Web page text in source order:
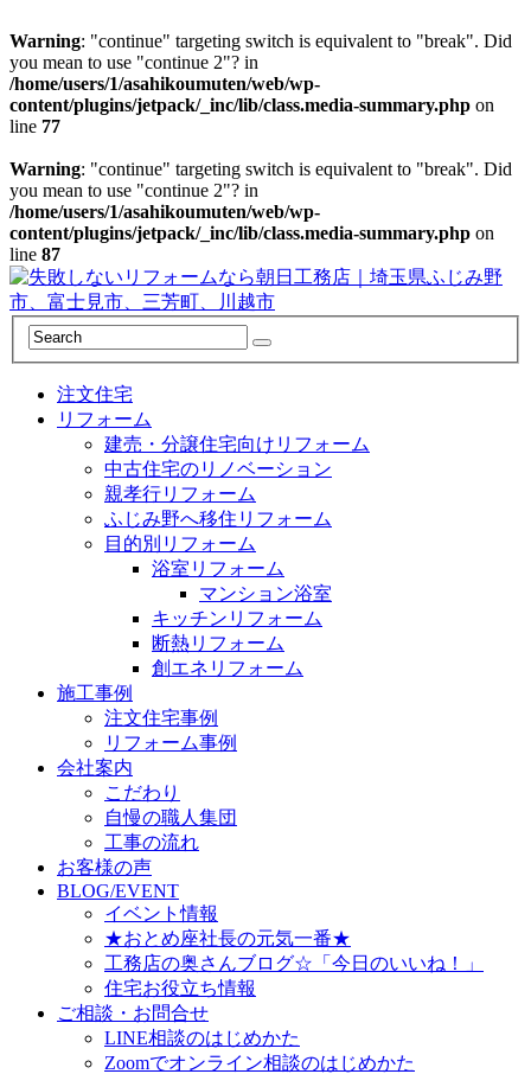
Warning: "continue" targeting switch is equivalent to "break". Did
you mean to use "continue 2"? in
/home/users/1/asahikoumuten/web/wp-
content/plugins/jetpack/_inc/lib/class.media-summary.php on
line 77
Warning: "continue" targeting switch is equivalent to "break". Did
you mean to use "continue 2"? in
/home/users/1/asahikoumuten/web/wp-
content/plugins/jetpack/_inc/lib/class.media-summary.php on
line 87
注文住宅
リフォーム
建売・分譲住宅向けリフォーム
中古住宅のリノベーション
親孝行リフォーム
ふじみ野へ移住リフォーム
目的別リフォーム
浴室リフォーム
マンション浴室
キッチンリフォーム
断熱リフォーム
創エネリフォーム
施工事例
注文住宅事例
リフォーム事例
会社案内
こだわり
自慢の職人集団
工事の流れ
お客様の声
BLOG/EVENT
イベント情報
★おとめ座社長の元気一番★
工務店の奥さんブログ☆「今日のいいね！」
住宅お役立ち情報
ご相談・お問合せ
LINE相談のはじめかた
Zoomでオンライン相談のはじめかた